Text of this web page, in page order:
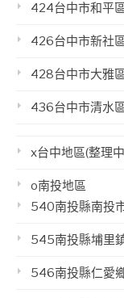
424台中市和平
426台中市新社
428台中市大雅
436台中市清水
x台中地區(整理
o南投地區
540南投縣南投
545南投縣埔里
546南投縣仁愛